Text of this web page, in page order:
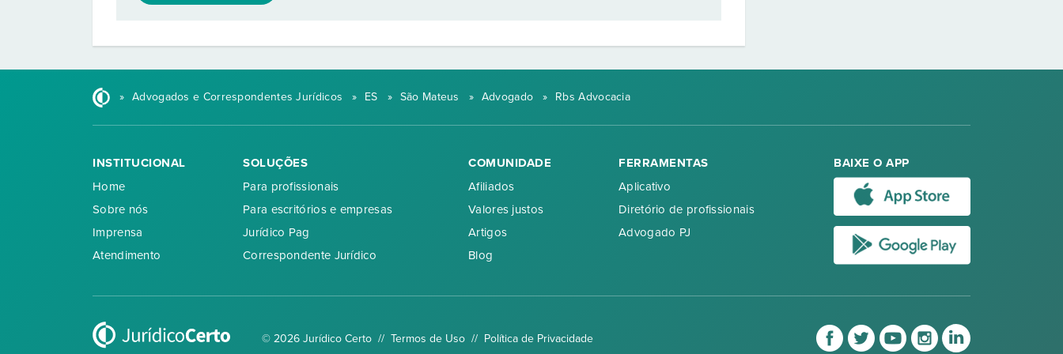
» Advogados e Correspondentes Jurídicos » ES » São Mateus » Advogado » Rbs Advocacia
INSTITUCIONAL
Home
Sobre nós
Imprensa
Atendimento
SOLUÇÕES
Para profissionais
Para escritórios e empresas
Jurídico Pag
Correspondente Jurídico
COMUNIDADE
Afiliados
Valores justos
Artigos
Blog
FERRAMENTAS
Aplicativo
Diretório de profissionais
Advogado PJ
BAIXE O APP
© 2026 Jurídico Certo // Termos de Uso// Política de Privacidade